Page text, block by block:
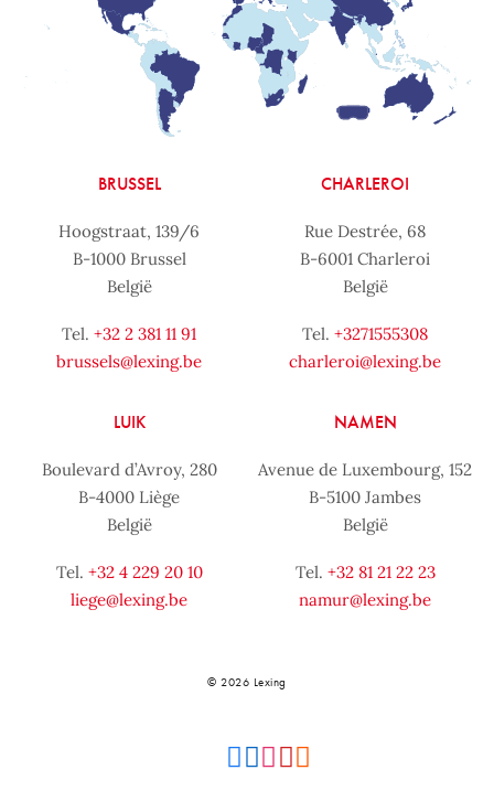
BRUSSEL
Hoogstraat, 139/6
B-1000 Brussel
België
Tel. +32 2 381 11 91
brussels@lexing.be
CHARLEROI
Rue Destrée, 68
B-6001 Charleroi
België
Tel. +3271555308
charleroi@lexing.be
LUIK
Boulevard d’Avroy, 280
B-4000 Liège
België
Tel. +32 4 229 20 10
liege@lexing.be
NAMEN
Avenue de Luxembourg, 152
B-5100 Jambes
België
Tel. +32 81 21 22 23
namur@lexing.be
© 2026 Lexing